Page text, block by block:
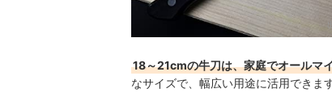
18～21cmの牛刀は、家庭でオールマ
なサイズで、幅広い用途に活用できます